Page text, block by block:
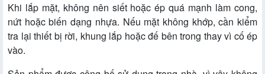
Khi lắp mặt, không nên siết hoặc ép quá mạnh làm cong,
nứt hoặc biến dạng nhựa. Nếu mặt không khớp, cần kiểm
tra lại thiết bị rời, khung lắp hoặc đế bên trong thay vì cố ép
vào.